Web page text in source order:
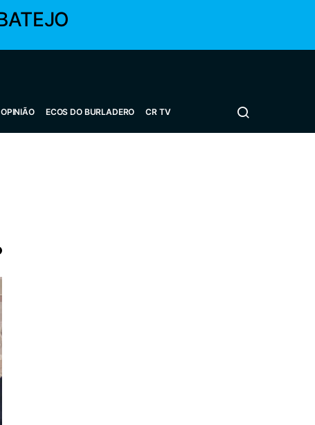
OPINIÃO ECOS DO BURLADERO CR TV